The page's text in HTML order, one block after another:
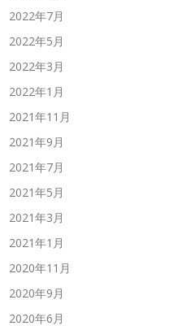
2022年7月
2022年5月
2022年3月
2022年1月
2021年11月
2021年9月
2021年7月
2021年5月
2021年3月
2021年1月
2020年11月
2020年9月
2020年6月